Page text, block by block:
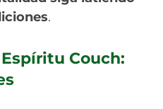
.
Couch: